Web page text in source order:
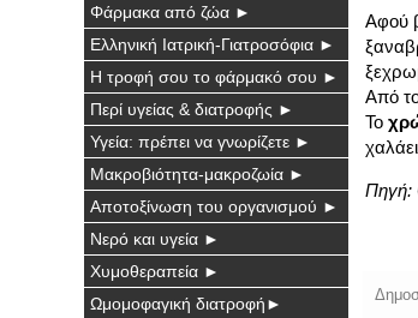
Αφού
Από
Το
Πηγή:
Φάρμακα από ζώα ►
Ελληνική Ιατρική-Γιατροσόφια ►
Η τροφή σου το φάρμακό σου ►
Περί υγείας & διατροφής ►
Υγεία: πρέπει να γνωρίζετε ►
Μακροβιότητα-μακροζωία ►
Αποτοξίνωση του οργανισμού ►
Νερό και υγεία ►
Χυμοθεραπεία ►
Ωμομοφαγική διατροφή►